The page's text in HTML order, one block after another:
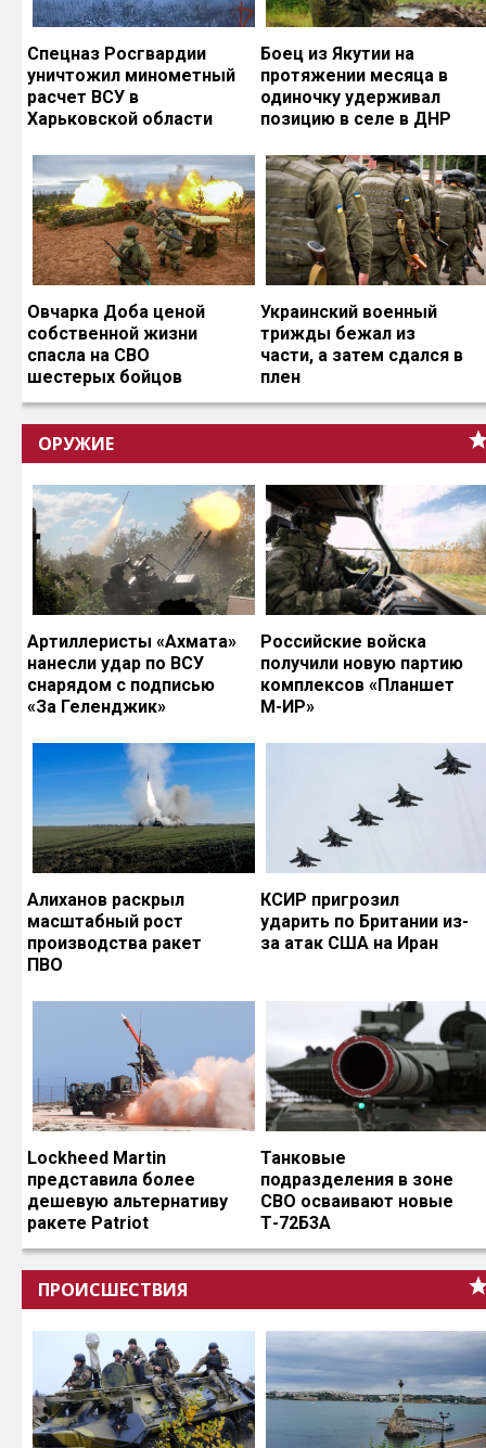
Спецназ Росгвардии
уничтожил минометный
расчет ВСУ в
Харьковской области
Боец из Якутии на
протяжении месяца в
одиночку удерживал
позицию в селе в ДНР
Овчарка Доба ценой
собственной жизни
спасла на СВО
шестерых бойцов
Украинский военный
трижды бежал из
части, а затем сдался в
плен
ОРУЖИЕ
Артиллеристы «Ахмата»
нанесли удар по ВСУ
снарядом с подписью
«За Геленджик»
Российские войска
получили новую партию
комплексов «Планшет
М-ИР»
Алиханов раскрыл
масштабный рост
производства ракет
ПВО
КСИР пригрозил
ударить по Британии из-
за атак США на Иран
Lockheed Martin
представила более
дешевую альтернативу
ракете Patriot
Танковые
подразделения в зоне
СВО осваивают новые
Т-72Б3А
ПРОИСШЕСТВИЯ